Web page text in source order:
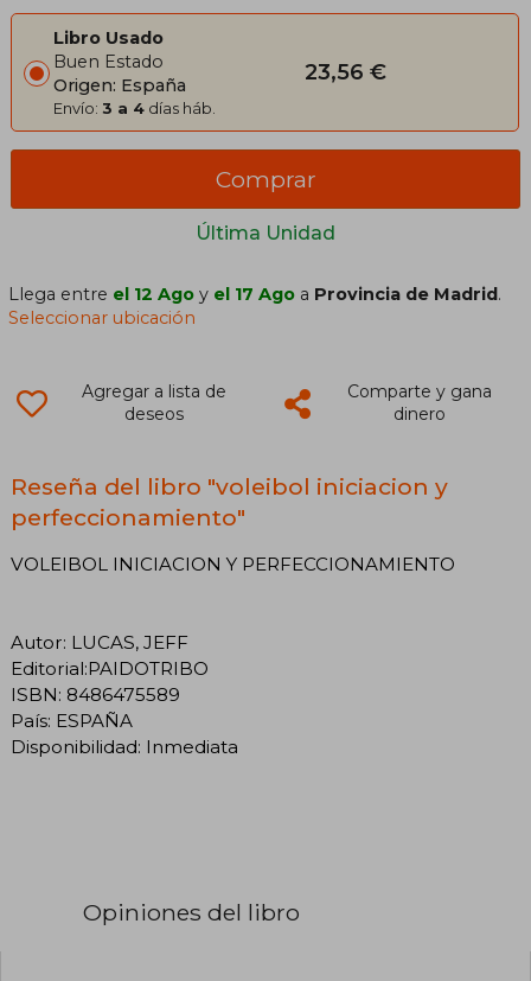
Libro Usado
Buen Estado
Origen: España
Envío: 3 a 4 días háb.
23,56 €
Última Unidad
Comprar
Llega entre el 12 Ago y el 17 Ago a Provincia de Madrid.
Seleccionar ubicación
Agregar a lista de
deseos
Comparte y gana
dinero
Reseña del libro "voleibol iniciacion y
perfeccionamiento"
VOLEIBOL INICIACION Y PERFECCIONAMIENTO
Autor: LUCAS, JEFF
Editorial:PAIDOTRIBO
ISBN: 8486475589
País: ESPAÑA
Disponibilidad: Inmediata
Opiniones del libro